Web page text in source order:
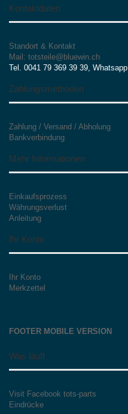
Kontaktdaten
Standort & Kontakt
Mail: totsteile@bluewin.ch
Tel. 0041 79 369 39 39, Whatsapp
Zahlungsmethoden
Zahlung / Versand / Abholung
Bankverbindung
Mehr Informationen
Einkaufsprozess
Währungsverlust
Anleitung
Ihr Konto
Ihr Konto
Merkzettel
FOOTER MOBILE VERSION
Was läuft
Visit Facebook tots-parts
Eindrücke